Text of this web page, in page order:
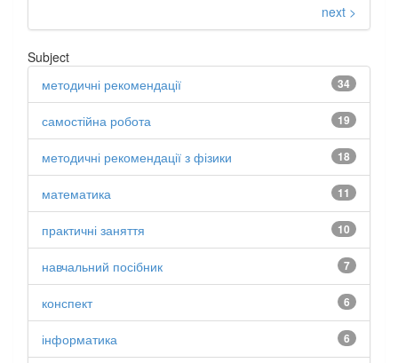
next >
Subject
34
методичні рекомендації
19
самостійна робота
18
методичні рекомендації з фізики
11
математика
10
практичні заняття
7
навчальний посібник
6
конспект
6
інформатика